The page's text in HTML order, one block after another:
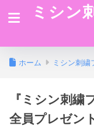
ミシン
ホーム ミシン刺繍
『ミシン刺繍
全員プレゼン